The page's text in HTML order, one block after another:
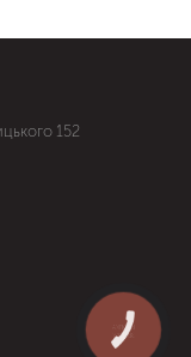
152
КНОПКА
ЗВ'ЯЗКУ